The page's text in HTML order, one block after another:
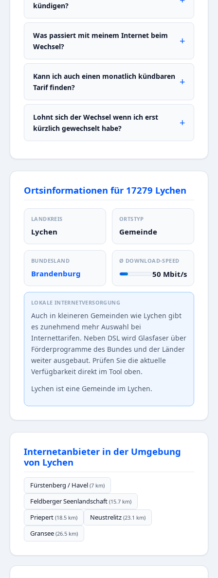
kündigen?
Was passiert mit meinem Internet beim
Wechsel?
Kann ich auch einen monatlich kündbaren
Tarif finden?
Lohnt sich der Wechsel wenn ich erst
kürzlich gewechselt habe?
Ortsinformationen für 17279 Lychen
LANDKREIS
Lychen
ORTSTYP
Gemeinde
BUNDESLAND
Brandenburg
Ø DOWNLOAD-SPEED
50 Mbit/s
LOKALE INTERNETVERSORGUNG
Auch in kleineren Gemeinden wie Lychen gibt
es zunehmend mehr Auswahl bei
Internettarifen. Neben DSL wird Glasfaser über
Förderprogramme des Bundes und der Länder
weiter ausgebaut. Prüfen Sie die aktuelle
Verfügbarkeit direkt im Tool oben.
Lychen ist eine Gemeinde im Lychen.
Internetanbieter in der Umgebung
von Lychen
Fürstenberg / Havel (7 km)
Feldberger Seenlandschaft (15.7 km)
Priepert (18.5 km) Neustrelitz (23.1 km)
Gransee (26.5 km)